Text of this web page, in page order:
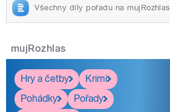
Všechny díly pořadu na mujRozhlas
mujRozhlas
Hry a četby
Krimi
Pohádky
Pořady